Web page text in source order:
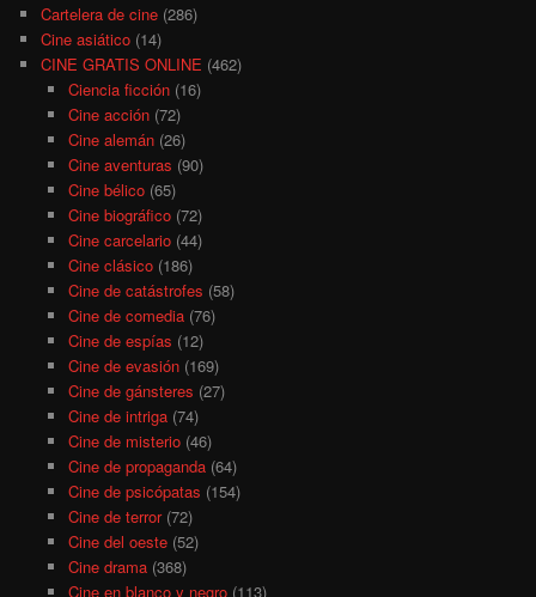
Cartelera de cine (286)
Cine asiático (14)
CINE GRATIS ONLINE (462)
Ciencia ficción(16)
Cine acción(72)
Cine alemán(26)
Cine aventuras (90)
Cine bélico(65)
Cine biográfico(72)
Cine carcelario(44)
Cine clásico(186)
Cine de catástrofes (58)
Cine de comedia(76)
Cine de espías (12)
Cine de evasión(169)
Cine de gánsteres (27)
Cine de intriga(74)
Cine de misterio(46)
Cine de propaganda(64)
Cine de psicópatas (154)
Cine de terror(72)
Cine del oeste(52)
Cine drama(368)
Cine en blanco y negro(113)